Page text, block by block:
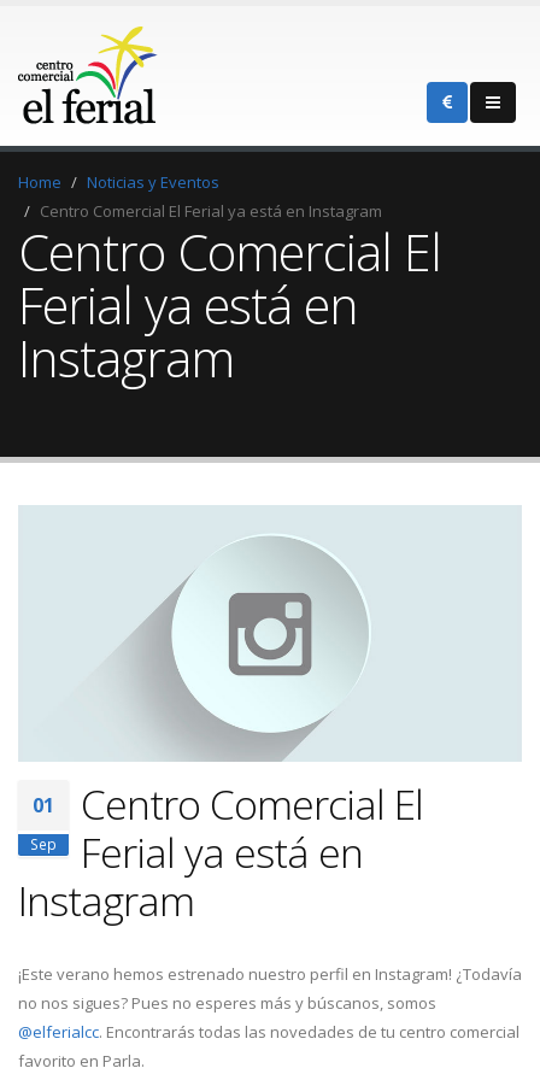
Home
Noticias y Eventos
Centro Comercial El Ferial ya está en Instagram
Centro Comercial El
Ferial ya está en
Instagram
01
Sep
Centro Comercial El
Ferial ya está en
Instagram
¡Este verano hemos estrenado nuestro perfil en Instagram! ¿Todavía
no nos sigues? Pues no esperes más y búscanos, somos
@elferialcc. Encontrarás todas las novedades de tu centro comercial
favorito en Parla.